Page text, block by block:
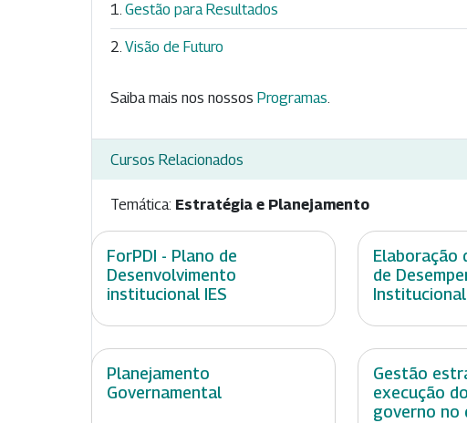
Gestão para Resultados
Visão de Futuro
Saiba mais nos nossos Programas.
Cursos Relacionados
Temática: Estratégia e Planejamento
ForPDI - Plano de
Desenvolvimento
institucional IES
Elaboração
de
Institucional
Planejamento
Governamental
Gestão
execução
governo no